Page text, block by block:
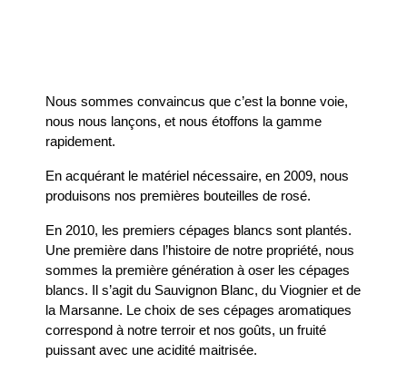
Nous sommes convaincus que c’est la bonne voie,
nous nous lançons, et nous étoffons la gamme
rapidement.
En acquérant le matériel nécessaire, en 2009, nous
produisons nos premières bouteilles de rosé.
En 2010, les premiers cépages blancs sont plantés.
Une première dans l’histoire de notre propriété, nous
sommes la première génération à oser les cépages
blancs. Il s’agit du Sauvignon Blanc, du Viognier et de
la Marsanne. Le choix de ses cépages aromatiques
correspond à notre terroir et nos goûts, un fruité
puissant avec une acidité maitrisée.